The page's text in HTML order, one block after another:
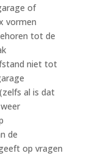
of
vormen
tot de
niet tot
al is dat
de
op vragen